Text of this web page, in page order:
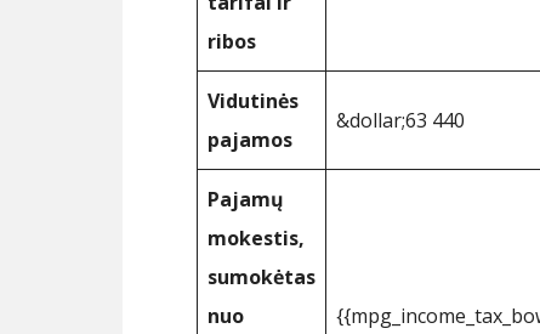
ribos
Vidutinės
pajamos
&dollar;63 440
Pajamų
mokestis,
sumokėtas
nuo